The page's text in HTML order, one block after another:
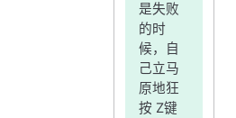
是失败
的时
候，自
己立马
原地狂
按 Z键